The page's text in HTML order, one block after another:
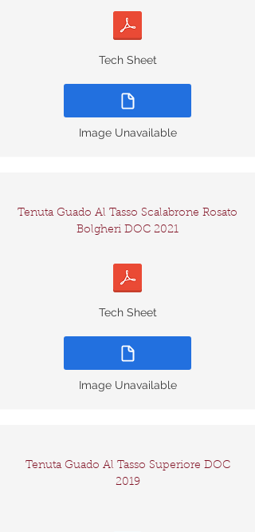
Tech Sheet
Image Unavailable
Tenuta Guado Al Tasso Scalabrone Rosato
Bolgheri DOC 2021
Tech Sheet
Image Unavailable
Tenuta Guado Al Tasso Superiore DOC
2019